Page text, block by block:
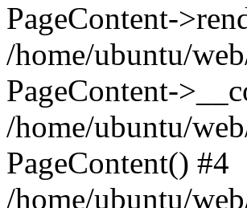
PageContent-
/home/ubuntu/
PageContent-
/home/ubuntu/
PageContent() #4
/home/ubuntu/